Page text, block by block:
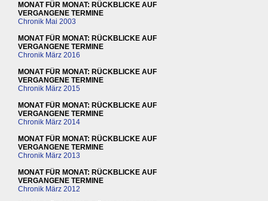
MONAT FÜR MONAT: RÜCKBLICKE AUF
VERGANGENE TERMINE
Chronik Mai 2003
MONAT FÜR MONAT: RÜCKBLICKE AUF
VERGANGENE TERMINE
Chronik März 2016
MONAT FÜR MONAT: RÜCKBLICKE AUF
VERGANGENE TERMINE
Chronik März 2015
MONAT FÜR MONAT: RÜCKBLICKE AUF
VERGANGENE TERMINE
Chronik März 2014
MONAT FÜR MONAT: RÜCKBLICKE AUF
VERGANGENE TERMINE
Chronik März 2013
MONAT FÜR MONAT: RÜCKBLICKE AUF
VERGANGENE TERMINE
Chronik März 2012